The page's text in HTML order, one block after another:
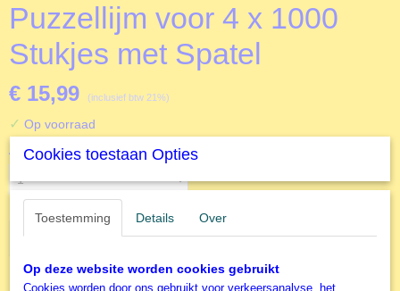
Puzzellijm voor 4 x 1000
Stukjes met Spatel
€ 15,99 (inclusief btw 21%)
✓ Op voorraad
Aantal
IN WINKELWAGEN
Cookies toestaan Opties
Toestemming Details Over
Op deze website worden cookies gebruikt
Cookies worden door ons gebruikt voor verkeersanalyse, het